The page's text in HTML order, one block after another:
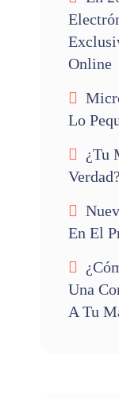
Online
Lo
¿Tu
Verdad?
En El
Una
A Tu